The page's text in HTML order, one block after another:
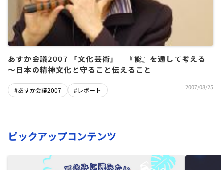
あすか会議2007 「文化芸術」 『能』を通して考える
～日本の精神文化と守ること伝えること
#あすか会議2007 #レポート 2007/08/25
ピックアップコンテンツ